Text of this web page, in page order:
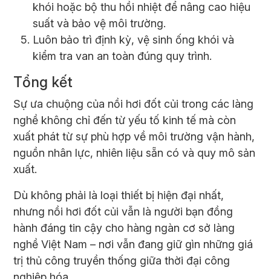
khói hoặc bộ thu hồi nhiệt để nâng cao hiệu
suất và bảo vệ môi trường.
Luôn bảo trì định kỳ, vệ sinh ống khói và
kiểm tra van an toàn đúng quy trình.
Tổng kết
Sự ưa chuộng của nồi hơi đốt củi trong các làng
nghề không chỉ đến từ yếu tố kinh tế mà còn
xuất phát từ sự phù hợp về môi trường vận hành,
nguồn nhân lực, nhiên liệu sẵn có và quy mô sản
xuất.
Dù không phải là loại thiết bị hiện đại nhất,
nhưng nồi hơi đốt củi vẫn là người bạn đồng
hành đáng tin cậy cho hàng ngàn cơ sở làng
nghề Việt Nam – nơi vẫn đang giữ gìn những giá
trị thủ công truyền thống giữa thời đại công